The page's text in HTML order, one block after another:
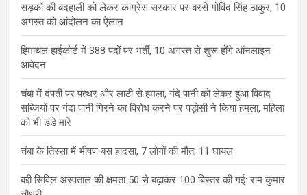
सड़कों की बदहाली को लेकर कांग्रेस सरकार पर बरसे गोविंद सिंह ठाकुर, 10
अगस्त को आंदोलन का ऐलान
हिमाचल हाईकोर्ट में 388 पदों पर भर्ती, 10 अगस्त से शुरू होंगे ऑनलाइन
आवेदन
चंबा में दंपती पर पत्थर और लाठी से हमला, गंदे पानी को लेकर हुआ विवाद
सब्जियों पर गंदा पानी गिरने का विरोध करने पर पड़ोसी ने किया हमला, महिला
को भी डंडे मारे
चंबा के तिस्सा में भीषण बस हादसा, 7 लोगों की मौत; 11 घायल
बद्दी सिविल अस्पताल की क्षमता 50 से बढ़ाकर 100 बिस्तर की गई: राम कुमार